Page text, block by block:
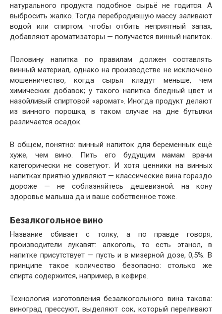
натурального продукта подобное сырьё не годится. А
выбросить жалко. Тогда перебродившую массу заливают
водой или спиртом; чтобы отбить неприятный запах,
добавляют ароматизаторы — получается винный напиток.
Половину напитка по правилам должен составлять
винный материал, однако на производстве не исключено
мошенничество, когда сырья кладут меньше, чем
химических добавок; у такого напитка бледный цвет и
назойливый спиртовой «аромат». Иногда продукт делают
из винного порошка, в таком случае на дне бутылки
различается осадок.
В общем, понятно: винный напиток для беременных ещё
хуже, чем вино. Пить его будущим мамам врачи
категорически не советуют. И хотя ценники на винных
напитках приятно удивляют — классические вина гораздо
дороже — не соблазняйтесь дешевизной: на кону
здоровье малыша да и ваше собственное тоже.
Безалкогольное вино
Название сбивает с толку, а по правде говоря,
производители лукавят: алкоголь, то есть этанол, в
напитке присутствует — пусть и в мизерной дозе, 0,5%. В
принципе такое количество безопасно: столько же
спирта содержится, например, в кефире.
Технология изготовления безалкогольного вина такова:
виноград прессуют, выделяют сок, который переливают